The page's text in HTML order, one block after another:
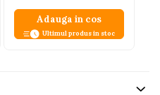
Adauga in cos
Ultimul produs in stoc